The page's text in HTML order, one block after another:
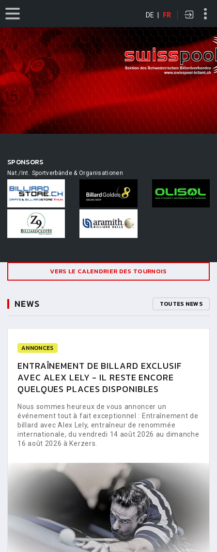
DE | FR
SPONSORS
Nat./Int. Sportverbände & Organisationen
VERS LE CALENDRIER DES TOURNOIS
NEWS TOUTES NEWS
ANNONCES
ENTRAÎNEMENT DE BILLARD EXCLUSIF
AVEC ALEX LELY - IL RESTE ENCORE
QUELQUES PLACES DISPONIBLES
Nous sommes heureux de vous annoncer un
événement tout à fait exceptionnel : Entraînement de
billard avec Alex Lely, entraîneur de renommée
internationale, du vendredi 14 août 2026 au dimanche
16 août 2026 à Kerzers.